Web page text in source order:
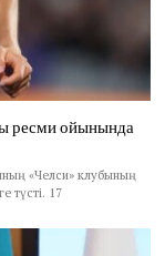
ресми ойынында
«Челси» клубының
түсті. 17